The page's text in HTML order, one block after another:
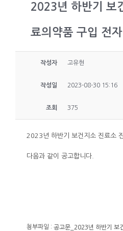
2023년 하반기 보
료의약품 구입 전
작성자 고유현
작성일 2023-08-30 15:16
조회 375
2023년 하반기 보건지소 진료소
다음과 같이 공고합니다.
첨부파일 : 공고문_2023년 하반기 보